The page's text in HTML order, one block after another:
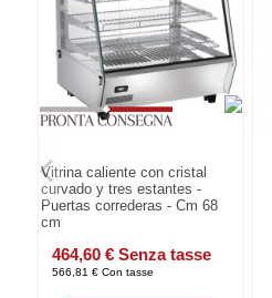
Vitrina caliente con cristal
curvado y tres estantes -
Puertas correderas - Cm 68
cm
464,60 € Senza tasse
566,81 € Con tasse